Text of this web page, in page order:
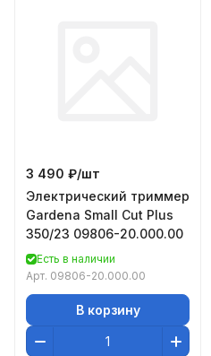
3 490 ₽/шт
Электрический триммер
Gardena Small Cut Plus
350/23 09806-20.000.00
Есть в наличии
Арт. 09806-20.000.00
В корзину